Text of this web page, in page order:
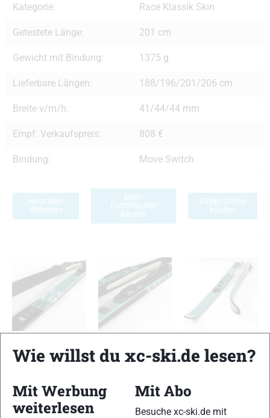
Kategorie: Race Klassik Skin
Getestete Länge: 201 cm
Gewicht mit Bindung: 1375 g
Lieferbare Längen: 188/196/201/206 cm
Breite v/m/h: 41/44/44 mm
Empf. Verkaufspreis: 808 €
Bindung: Move Switch
Hersteller-
Webseite
Beim
Fachhändler
kaufen
Direkt Online
kaufen
TESTERGEBNIS
Abdruckverhalten
Wie willst du xc-ski.de lesen?
Mit Werbung
weiterlesen
Mit Abo
Besuche xc-ski.de mit